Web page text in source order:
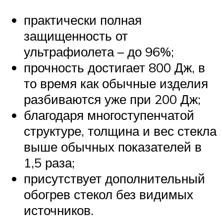
практически полная
защищенность от
ультрафиолета – до 96%;
прочность достигает 800 Дж, в
то время как обычные изделия
разбиваются уже при 200 Дж;
благодаря многоступенчатой
структуре, толщина и вес стекла
выше обычных показателей в
1,5 раза;
присутствует дополнительный
обогрев стекол без видимых
источников.